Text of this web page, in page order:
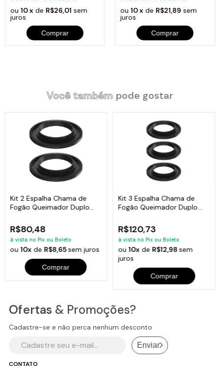
ou 10 xde R$26,01 sem
juros
Comprar
ou 10 xde R$21,89 sem
juros
Comprar
Você também pode gostar
Kit 2 Espalha Chama de
Fogão Queimador Duplo
R$80,48
à vista no Pix ou Boleto
ou10x de R$8,65sem juros
Comprar
Kit 3 Espalha Chama de
Fogão Queimador Duplo
R$120,73
à vista no Pix ou Boleto
ou10x de R$12,98sem
juros
Comprar
CONTATO
Ofertas & Promoções?
Cadastre-se e não perca nenhum desconto
Enviar